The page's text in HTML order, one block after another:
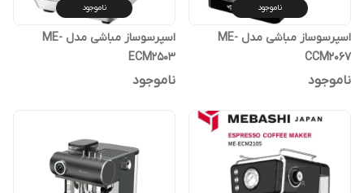
ناموجود
اسپرسوساز مباشی مدل ME-
CCM2067
ناموجود
ناموجود
اسپرسوساز مباشی مدل ME-
ECM2503
ناموجود